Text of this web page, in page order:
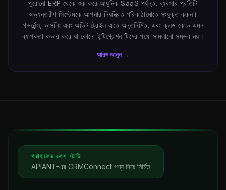
পুরোনো ERP থেকে শুরু করে আধুনিক SaaS পর্যন্ত, ব্যবসার প্রতিটি
অভ্যন্তরীণ সিস্টেমকে আপনার নিয়ন্ত্রিত পরিকাঠামোতে সংযুক্ত করুন।
গভর্নেন্স, ভার্সনিং এবং অডিট ট্রেইল এতে অন্তর্নির্মিত, এবং ক্লড কোড এমন
ব্যাপকতা কভার করে যা কোনো ইন্টিগ্রেশন টিমের পক্ষে সামলানো সম্ভব নয়।
আরও জানুন →
গ্রাহকের কেস স্টাডি
APIANT-এর CRMConnect পণ্য দিয়ে নির্মিত